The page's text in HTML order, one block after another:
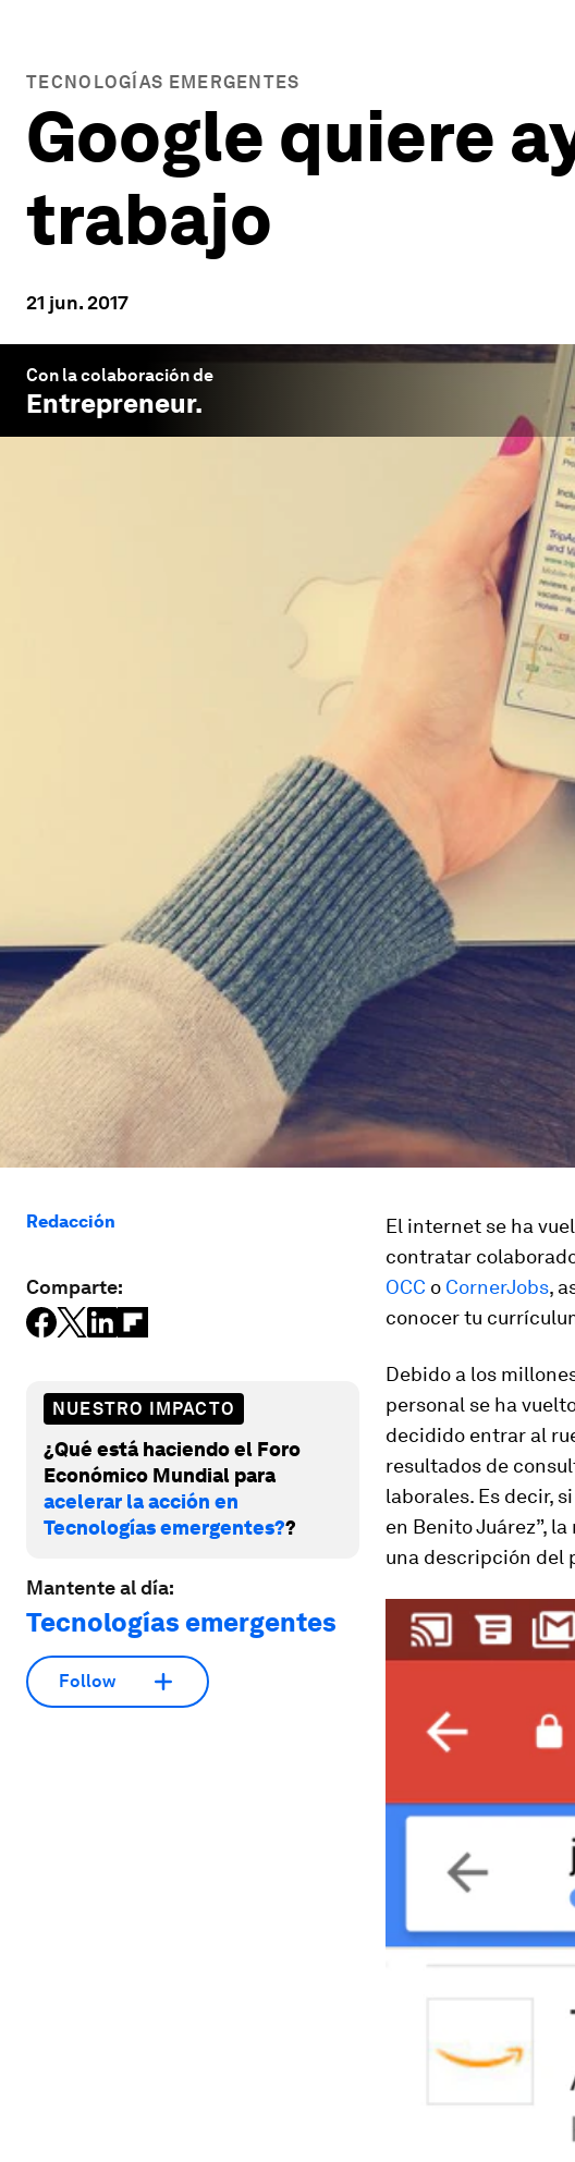
TECNOLOGÍAS EMERGENTES
Google quiere
trabajo
21 jun. 2017
Con la colaboración de
Entrepreneur.
Redacción
Comparte:
NUESTRO IMPACTO
¿Qué está haciendo el Foro
Económico Mundial para
acelerar la acción en
Tecnologías emergentes??
Mantente al día:
Tecnologías emergentes
Follow
El internet se ha
contratar
OCC o CornerJobs,
conocer tu
Debido a los
personal se ha
decidido entrar al
resultados de
laborales. Es decir,
en Benito Juárez”,
una descripción del